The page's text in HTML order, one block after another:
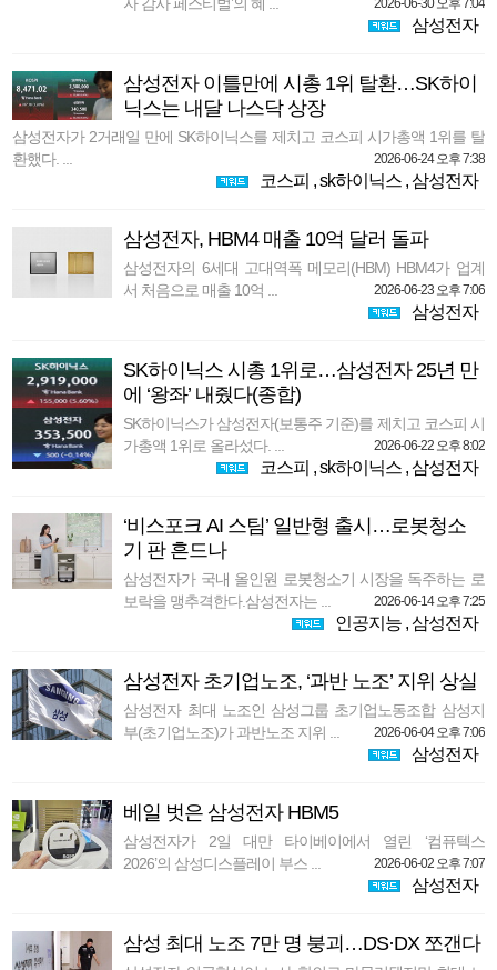
2026-06-30 오후 7:04
삼성전자
삼성전자 이틀만에 시총 1위 탈환…SK하이
닉스는 내달 나스닥 상장
삼성전자가 2거래일 만에 SK하이닉스를 제치고 코스피 시가총액 1위를 탈
환했다. ...
2026-06-24 오후 7:38
코스피 ,sk하이닉스,삼성전자
삼성전자, HBM4 매출 10억 달러 돌파
삼성전자의 6세대 고대역폭 메모리(HBM) HBM4가 업계
서 처음으로 매출 10억 ...
2026-06-23 오후 7:06
삼성전자
SK하이닉스 시총 1위로…삼성전자 25년 만
에 ‘왕좌’ 내줬다(종합)
SK하이닉스가 삼성전자(보통주 기준)를 제치고 코스피 시
가총액 1위로 올라섰다. ...
2026-06-22 오후 8:02
코스피 ,sk하이닉스,삼성전자
‘비스포크 AI 스팀’ 일반형 출시…로봇청소
기 판 흔드나
삼성전자가 국내 올인원 로봇청소기 시장을 독주하는 로
보락을 맹추격한다.삼성전자는 ...
2026-06-14 오후 7:25
인공지능,삼성전자
삼성전자 초기업노조, ‘과반 노조’ 지위 상실
삼성전자 최대 노조인 삼성그룹 초기업노동조합 삼성지
부(초기업노조)가 과반노조 지위 ...
2026-06-04 오후 7:06
삼성전자
베일 벗은 삼성전자 HBM5
삼성전자가 2일 대만 타이베이에서 열린 ‘컴퓨텍스
2026’의 삼성디스플레이 부스 ...
2026-06-02 오후 7:07
삼성전자
삼성 최대 노조 7만 명 붕괴…DS·DX 쪼갠다